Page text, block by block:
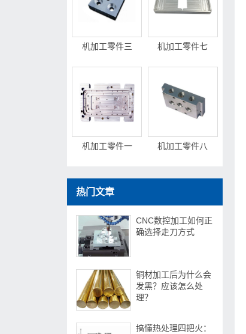
机加工零件三 机加工零件七
机加工零件一 机加工零件八
热门文章
CNC数控加工如何正
确选择走刀方式
铜材加工后为什么会
发黑？应该怎么处
理？
搞懂热处理四把火：